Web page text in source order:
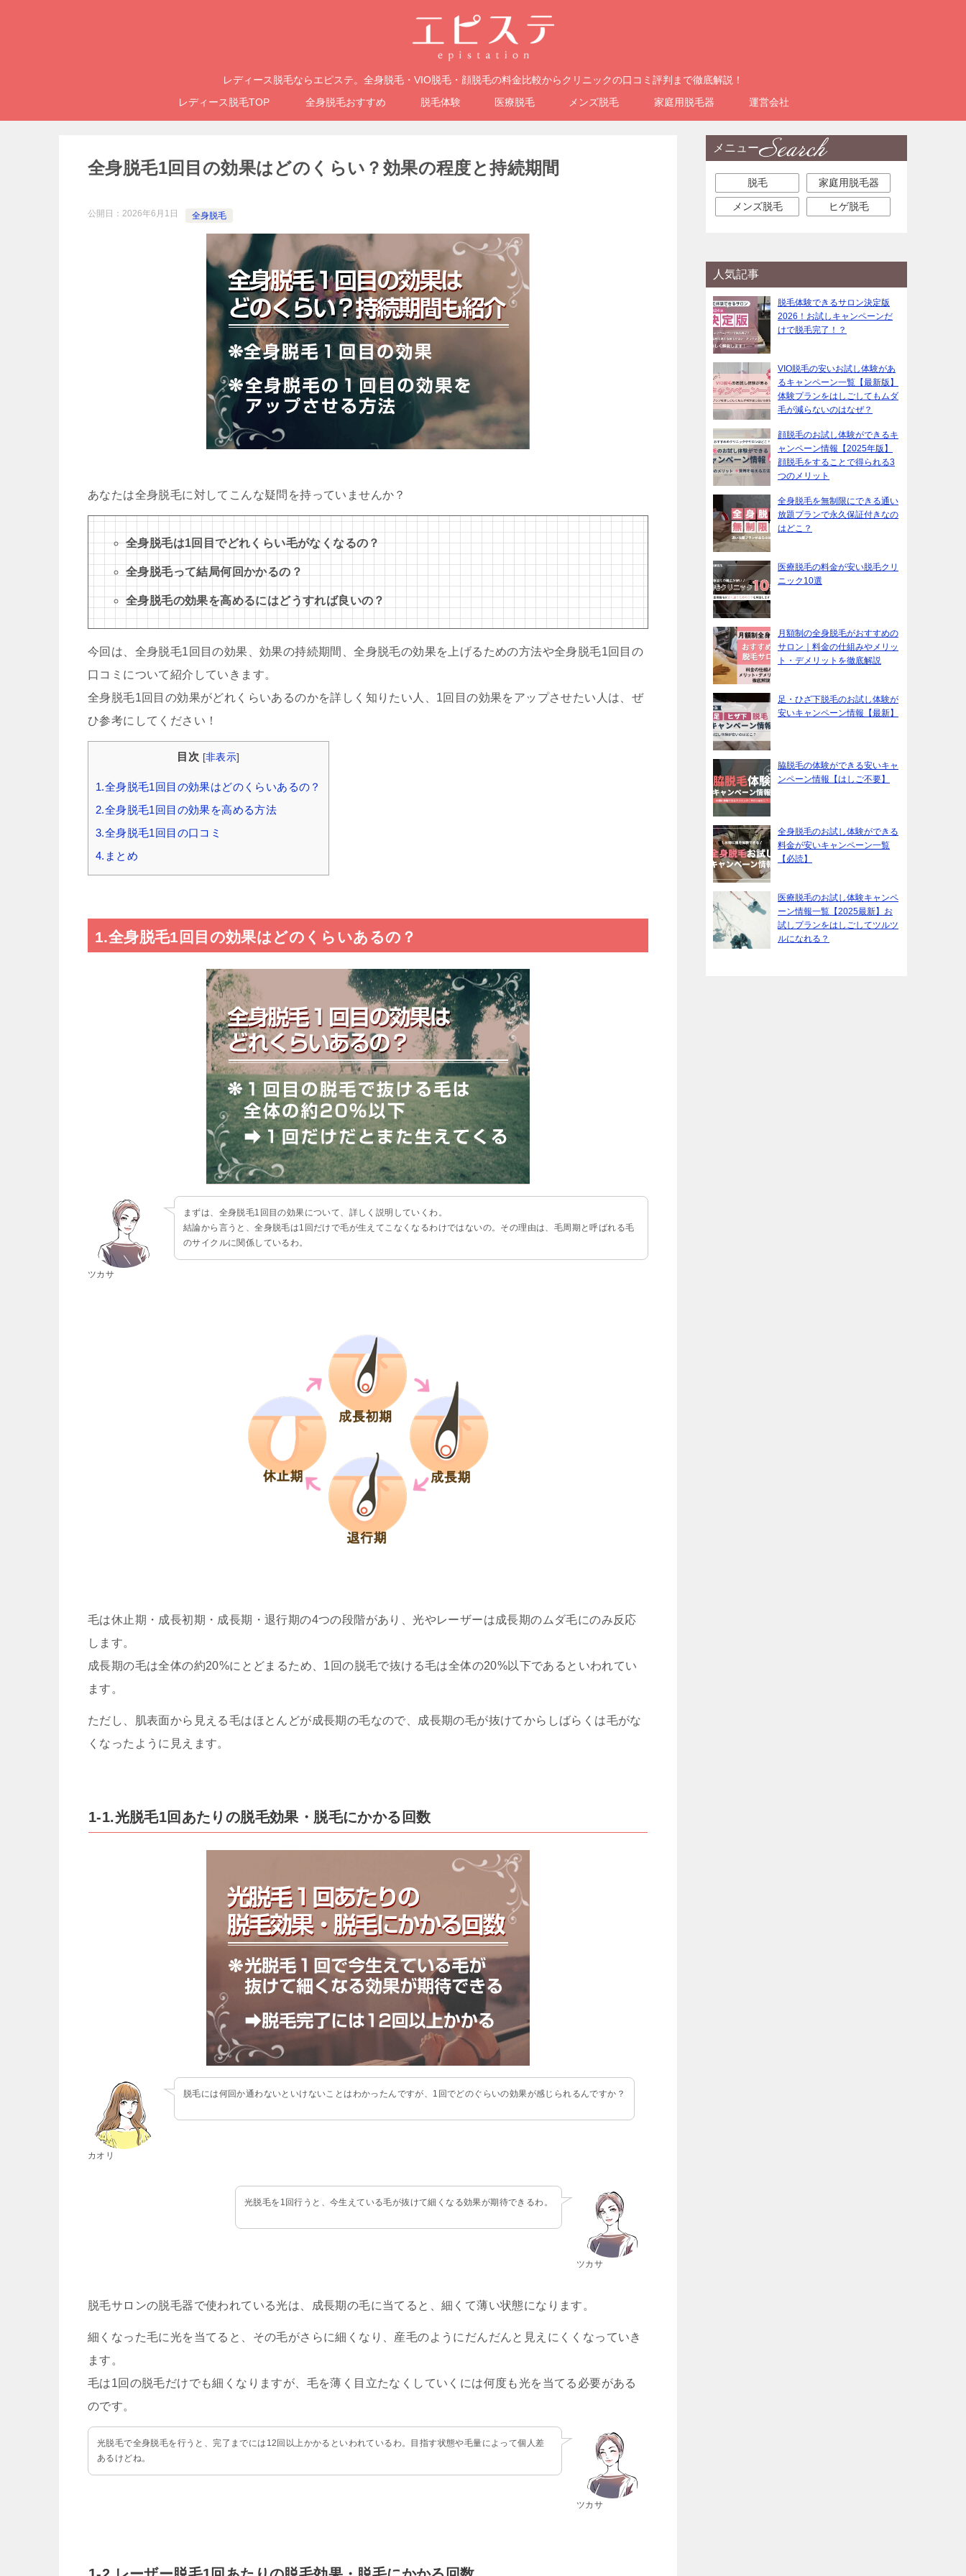
レディース脱毛ならエピステ。全身脱毛・VIO脱毛・顔脱毛の料金比較からクリニックの口コミ評判まで徹底解説！
レディース脱毛TOP
全身脱毛おすすめ 脱毛体験 医療脱毛 メンズ脱毛 家庭用脱毛器 運営会社
全身脱毛1回目の効果はどのくらい？効果の程度と持続期間
公開日： 2026年6月1日 全身脱毛
あなたは全身脱毛に対してこんな疑問を持っていませんか？
全身脱毛は1回目でどれくらい毛がなくなるの？
全身脱毛って結局何回かかるの？
全身脱毛の効果を高めるにはどうすれば良いの？
今回は、全身脱毛1回目の効果、効果の持続期間、全身脱毛の効果を上げるための方法や全身脱毛1回目の
口コミについて紹介していきます。
全身脱毛1回目の効果がどれくらいあるのかを詳しく知りたい人、1回目の効果をアップさせたい人は、ぜ
ひ参考にしてください！
目次 [非表示]
1.全身脱毛1回目の効果はどのくらいあるの？
2.全身脱毛1回目の効果を高める方法
3.全身脱毛1回目の口コミ
4.まとめ
1.全身脱毛1回目の効果はどのくらいあるの？
ツカサ
まずは、全身脱毛1回目の効果について、詳しく説明していくわ。
結論から言うと、全身脱毛は1回だけで毛が生えてこなくなるわけではないの。その理由は、毛周期と呼ばれる毛
のサイクルに関係しているわ。
毛は休止期・成長初期・成長期・退行期の4つの段階があり、光やレーザーは成長期のムダ毛にのみ反応
します。
成長期の毛は全体の約20%にとどまるため、1回の脱毛で抜ける毛は全体の20%以下であるといわれてい
ます。
ただし、肌表面から見える毛はほとんどが成長期の毛なので、成長期の毛が抜けてからしばらくは毛がな
くなったように見えます。
1-1.光脱毛1回あたりの脱毛効果・脱毛にかかる回数
カオリ
脱毛には何回か通わないといけないことはわかったんですが、1回でどのぐらいの効果が感じられるんですか？
ツカサ
光脱毛を1回行うと、今生えている毛が抜けて細くなる効果が期待できるわ。
脱毛サロンの脱毛器で使われている光は、成長期の毛に当てると、細くて薄い状態になります。
細くなった毛に光を当てると、その毛がさらに細くなり、産毛のようにだんだんと見えにくくなっていき
ます。
毛は1回の脱毛だけでも細くなりますが、毛を薄く目立たなくしていくには何度も光を当てる必要がある
のです。
ツカサ
光脱毛で全身脱毛を行うと、完了までには12回以上かかるといわれているわ。目指す状態や毛量によって個人差
あるけどね。
メニュー
脱毛 家庭用脱毛器
メンズ脱毛 ヒゲ脱毛
人気記事
脱毛体験できるサロン決定版
2026！お試しキャンペーンだ
けで脱毛完了！？
VIO脱毛の安いお試し体験があ
るキャンペーン一覧【最新版】
体験プランをはしごしてもムダ
毛が減らないのはなぜ？
顔脱毛のお試し体験ができるキ
ャンペーン情報【2025年版】
顔脱毛をすることで得られる3
つのメリット
全身脱毛を無制限にできる通い
放題プランで永久保証付きなの
はどこ？
医療脱毛の料金が安い脱毛クリ
ニック10選
月額制の全身脱毛がおすすめの
サロン｜料金の仕組みやメリッ
ト・デメリットを徹底解説
足・ひざ下脱毛のお試し体験が
安いキャンペーン情報【最新】
脇脱毛の体験ができる安いキャ
ンペーン情報【はしご不要】
全身脱毛のお試し体験ができる
料金が安いキャンペーン一覧
【必読】
医療脱毛のお試し体験キャンペ
ーン情報一覧【2025最新】お
試しプランをはしごしてツルツ
ルになれる？